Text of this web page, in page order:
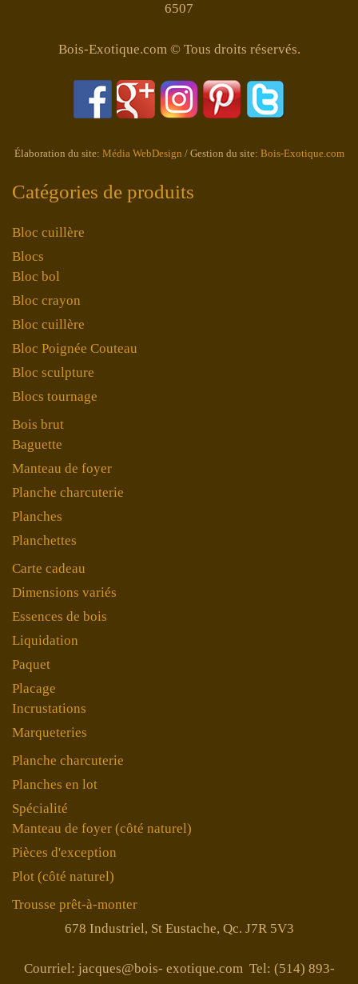
6507
Bois-Exotique.com © Tous droits réservés.
Élaboration du site: Média WebDesign / Gestion du site: Bois-Exotique.com
Catégories de produits
Bloc cuillère
Blocs
Bloc bol
Bloc crayon
Bloc cuillère
Bloc Poignée Couteau
Bloc sculpture
Blocs tournage
Bois brut
Baguette
Manteau de foyer
Planche charcuterie
Planches
Planchettes
Carte cadeau
Dimensions variés
Essences de bois
Liquidation
Paquet
Placage
Incrustations
Marqueteries
Planche charcuterie
Planches en lot
Spécialité
Manteau de foyer (côté naturel)
Pièces d'exception
Plot (côté naturel)
Trousse prêt-à-monter
678 Industriel, St Eustache, Qc. J7R 5V3
Courriel: jacques@bois- exotique.com Tel: (514) 893-